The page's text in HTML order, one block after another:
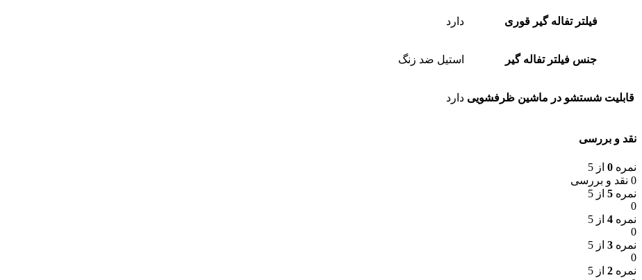
فیلتر تفاله گیر قوری دارد
جنس فیلتر تفاله گیر استیل ضد زنگ
قابلیت شستشو در ماشین ظرفشویی دارد
نقد و بررسی
نمره 0 از 5
0 نقد و بررسی
نمره 5 از 5
0
نمره 4 از 5
0
نمره 3 از 5
0
نمره 2 از 5